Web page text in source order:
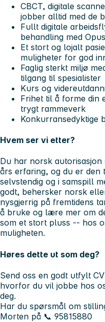
CBCT, digitale
jobber alltid med de
Fullt digitale
behandling med Opus
Et stort og lojalt
muligheter for god
Faglig sterkt miljø
tilgang til spesialister
Kurs og
Frihet til å forme din
trygt rammeverk
Konkurransedyktige
Hvem ser vi etter?
Du har norsk
års erfaring, og du er den
selvstendig og i samspill
godt, behersker norsk
nysgjerrig på fremtidens
å bruke og lære mer om
som et stort pluss -- hos
muligheten.
Høres dette ut som deg?
Send oss en godt utfylt
hvorfor du vil jobbe hos
deg.
Har du spørsmål om
Morten på 📞 95815880